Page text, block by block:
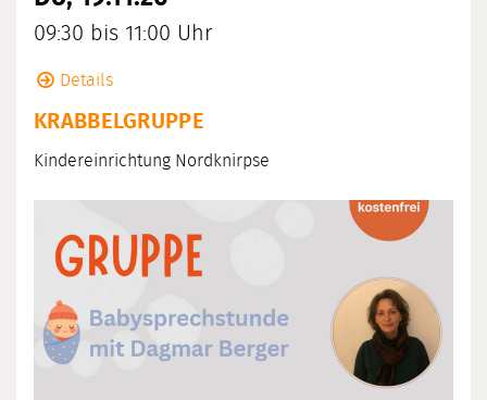
09:30 bis 11:00 Uhr
Details
KRABBELGRUPPE
Kindereinrichtung Nordknirpse